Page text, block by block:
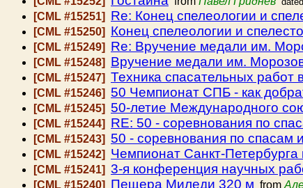
[CML #15251] Re: Конец спелеологии и
[CML #15250] Конец спелеологии и
[CML #15249] Re: Вручение медали им.
[CML #15248] Вручение медали им.
[CML #15247] Техника спасательных работ
[CML #15246] 50 Чемпионат СПБ - как
[CML #15245] 50-летие Международного
[CML #15244] RE: 50 - соревнования по
[CML #15243] 50 - соревнования по спасам
[CML #15242] Чемпионат Санкт-
[CML #15241] 3-я конференция научных
[CML #15240] Пещера Миледи 320 м from